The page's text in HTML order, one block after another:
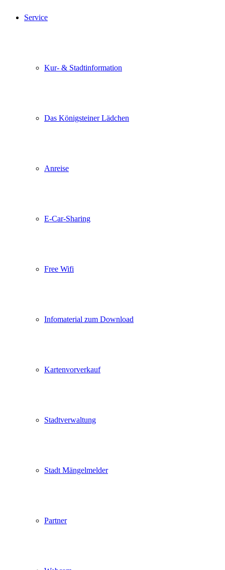
Service
Kur- & Stadtinformation
Das Königsteiner Lädchen
Anreise
E-Car-Sharing
Free Wifi
Infomaterial zum Download
Kartenvorverkauf
Stadtverwaltung
Stadt Mängelmelder
Partner